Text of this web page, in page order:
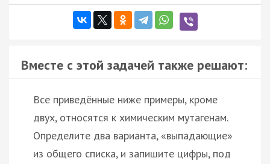
Вместе с этой задачей также решают:
Все приведённые ниже примеры, кроме
двух, относятся к химическим мутагенам.
Определите два варианта, «выпадающие»
из общего списка, и запишите цифры, под